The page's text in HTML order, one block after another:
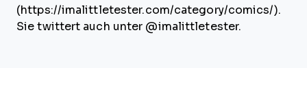
(https://imalittletester.com/category/comics/).
Sie twittert auch unter @imalittletester.